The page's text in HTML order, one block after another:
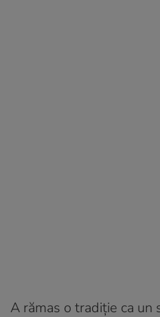
A rămas o tradiție ca un